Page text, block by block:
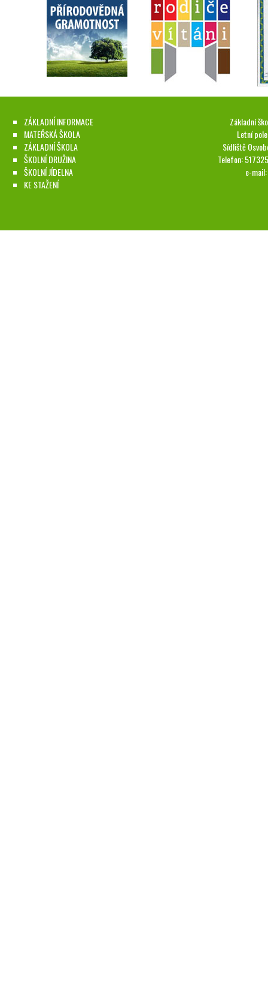
ZÁKLADNÍ INFORMACE
MATEŘSKÁ ŠKOLA
ZÁKLADNÍ ŠKOLA
ŠKOLNÍ DRUŽINA
ŠKOLNÍ JÍDELNA
KE STAŽENÍ
Základní
Letní
Sídliště
Telefon:
e-mail: